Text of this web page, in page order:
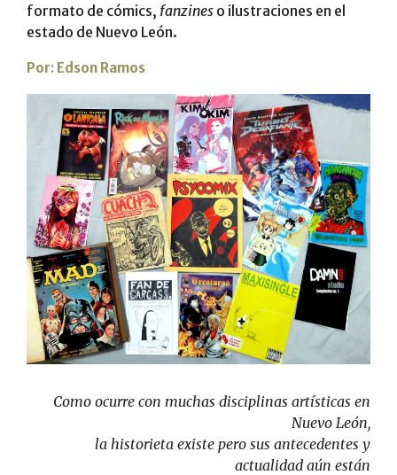
formato de cómics, fanzines o ilustraciones en el
estado de Nuevo León.
Por: Edson Ramos
Como ocurre con muchas disciplinas artísticas en
Nuevo León,
la historieta existe pero sus antecedentes y
actualidad aún están